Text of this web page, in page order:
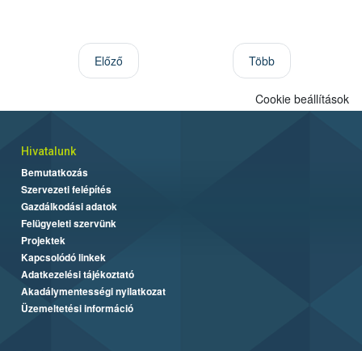
Előző Több
Cookie beállítások
Hivatalunk
Bemutatkozás
Szervezeti felépítés
Gazdálkodási adatok
Felügyeleti szervünk
Projektek
Kapcsolódó linkek
Adatkezelési tájékoztató
Akadálymentességi nyilatkozat
Üzemeltetési információ